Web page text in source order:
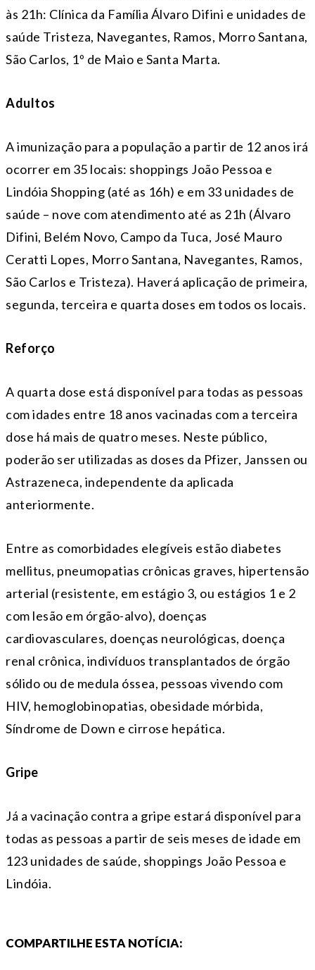
às 21h: Clínica da Família Álvaro Difini e unidades de
saúde Tristeza, Navegantes, Ramos, Morro Santana,
São Carlos, 1º de Maio e Santa Marta.
Adultos
A imunização para a população a partir de 12 anos irá
ocorrer em 35 locais: shoppings João Pessoa e
Lindóia Shopping (até as 16h) e em 33 unidades de
saúde – nove com atendimento até as 21h (Álvaro
Difini, Belém Novo, Campo da Tuca, José Mauro
Ceratti Lopes, Morro Santana, Navegantes, Ramos,
São Carlos e Tristeza). Haverá aplicação de primeira,
segunda, terceira e quarta doses em todos os locais.
Reforço
A quarta dose está disponível para todas as pessoas
com idades entre 18 anos vacinadas com a terceira
dose há mais de quatro meses. Neste público,
poderão ser utilizadas as doses da Pfizer, Janssen ou
Astrazeneca, independente da aplicada
anteriormente.
Entre as comorbidades elegíveis estão diabetes
mellitus, pneumopatias crônicas graves, hipertensão
arterial (resistente, em estágio 3, ou estágios 1 e 2
com lesão em órgão-alvo), doenças
cardiovasculares, doenças neurológicas, doença
renal crônica, indivíduos transplantados de órgão
sólido ou de medula óssea, pessoas vivendo com
HIV, hemoglobinopatias, obesidade mórbida,
Síndrome de Down e cirrose hepática.
Gripe
Já a vacinação contra a gripe estará disponível para
todas as pessoas a partir de seis meses de idade em
123 unidades de saúde, shoppings João Pessoa e
Lindóia.
COMPARTILHE ESTA NOTÍCIA: